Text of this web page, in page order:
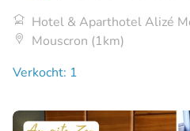
Hotel & Aparthotel Alizé
Mouscron (1km)
Verkocht: 1